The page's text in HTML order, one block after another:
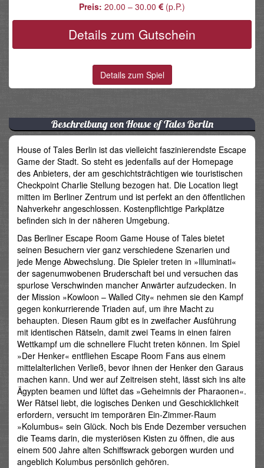
Preis: 20.00 – 30.00 (p.P.)
Details zum Gutschein
Details zum Spiel
Beschreibung von House of Tales Berlin
House of Tales Berlin ist das vielleicht faszinierendste Escape
Game der Stadt. So steht es jedenfalls auf der Homepage
des Anbieters, der am geschichtsträchtigen wie touristischen
Checkpoint Charlie Stellung bezogen hat. Die Location liegt
mitten im Berliner Zentrum und ist perfekt an den öffentlichen
Nahverkehr angeschlossen. Kostenpflichtige Parkplätze
befinden sich in der näheren Umgebung.
Das Berliner Escape Room Game House of Tales bietet
seinen Besuchern vier ganz verschiedene Szenarien und
jede Menge Abwechslung. Die Spieler treten in »Illuminati«
der sagenumwobenen Bruderschaft bei und versuchen das
spurlose Verschwinden mancher Anwärter aufzudecken. In
der Mission »Kowloon – Walled City« nehmen sie den Kampf
gegen konkurrierende Triaden auf, um ihre Macht zu
behaupten. Diesen Raum gibt es in zweifacher Ausführung
mit identischen Rätseln, damit zwei Teams in einen fairen
Wettkampf um die schnellere Flucht treten können. Im Spiel
»Der Henker« entfliehen Escape Room Fans aus einem
mittelalterlichen Verließ, bevor ihnen der Henker den Garaus
machen kann. Und wer auf Zeitreisen steht, lässt sich ins alte
Ägypten beamen und lüftet das »Geheimnis der Pharaonen«.
Wer Rätsel liebt, die logisches Denken und Geschicklichkeit
erfordern, versucht im temporären Ein-Zimmer-Raum
»Kolumbus« sein Glück. Noch bis Ende Dezember versuchen
die Teams darin, die mysteriösen Kisten zu öffnen, die aus
einem 500 Jahre alten Schiffswrack geborgen wurden und
angeblich Kolumbus persönlich gehören.